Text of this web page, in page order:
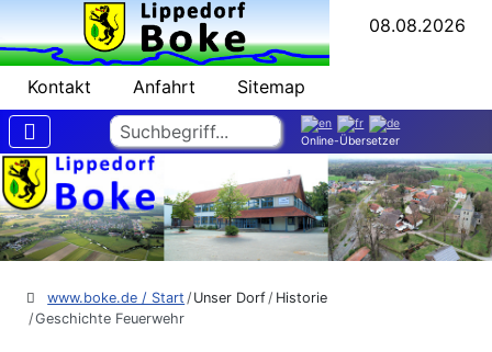
Suchen
Online-Übersetzer
Kontakt Anfahrt Sitemap
08.08.2026
www.boke.de / Start Unser Dorf
Historie
Geschichte Feuerwehr